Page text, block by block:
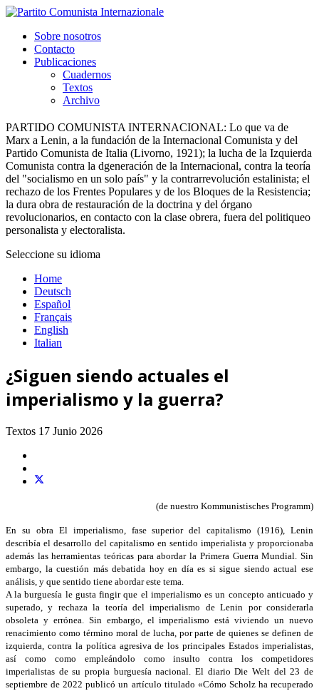
Sobre nosotros
Contacto
Publicaciones
Cuadernos
Textos
Archivo
PARTIDO COMUNISTA INTERNACIONAL: Lo que va de
Marx a Lenin, a la fundación de la Internacional Comunista y del
Partido Comunista de Italia (Livorno, 1921); la lucha de la Izquierda
Comunista contra la dgeneración de la Internacional, contra la teoría
del "socialismo en un solo país" y la contrarrevolución estalinista; el
rechazo de los Frentes Populares y de los Bloques de la Resistencia;
la dura obra de restauración de la doctrina y del órgano
revolucionarios, en contacto con la clase obrera, fuera del politiqueo
personalista y electoralista.
Seleccione su idioma
Home
Deutsch
Español
Français
English
Italian
¿Siguen siendo actuales el
imperialismo y la guerra?
Textos 17 Junio 2026
(de nuestro Kommunistisches Programm)
En su obra El imperialismo, fase superior del capitalismo (1916), Lenin
describía el desarrollo del capitalismo en sentido imperialista y proporcionaba
además las herramientas teóricas para abordar la Primera Guerra Mundial. Sin
embargo, la cuestión más debatida hoy en día es si sigue siendo actual ese
análisis, y que sentido tiene abordar este tema.
A la burguesía le gusta fingir que el imperialismo es un concepto anticuado y
superado, y rechaza la teoría del imperialismo de Lenin por considerarla
obsoleta y errónea. Sin embargo, el imperialismo está viviendo un nuevo
renacimiento como término moral de lucha, por parte de quienes se definen de
izquierda, contra la política agresiva de los principales Estados imperialistas,
así como como empleándolo como insulto contra los competidores
imperialistas de su propia burguesía nacional. El diario Die Welt del 23 de
septiembre de 2022 publicó un artículo titulado «Cómo Scholz ha recuperado